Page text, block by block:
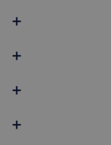
+
+
+
+